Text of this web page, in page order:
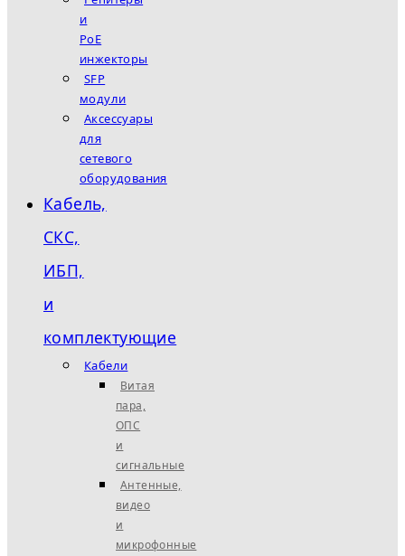
и
PoE
инжекторы
SFP
модули
Аксессуары
для
сетевого
оборудования
Кабель,
СКС,
ИБП,
и
комплектующие
Кабели
Витая
пара,
ОПС
и
сигнальные
Антенные,
видео
и
микрофонные